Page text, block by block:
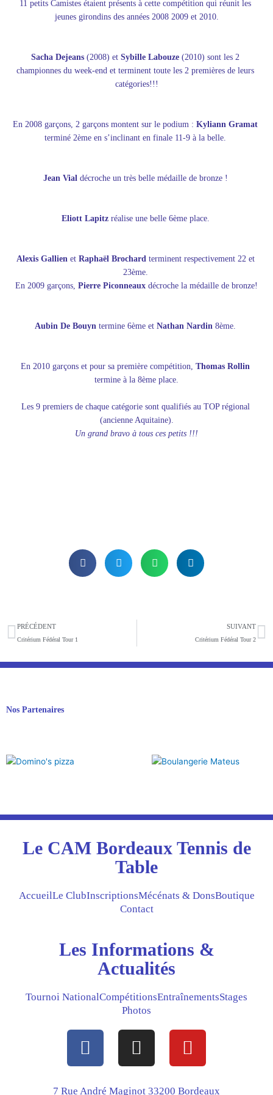
11 petits Camistes étaient présents à cette compétition qui réunit les
jeunes girondins des années 2008 2009 et 2010.
Sacha Dejeans (2008) et Sybille Labouze (2010) sont les 2
championnes du week-end et terminent toute les 2 premières de leurs
catégories!!!
En 2008 garçons, 2 garçons montent sur le podium : Kyliann Gramat
terminé 2ème en s’inclinant en finale 11-9 à la belle.
Jean Vial décroche un très belle médaille de bronze !
Eliott Lapitz réalise une belle 6ème place.
Alexis Gallien et Raphaël Brochard terminent respectivement 22 et
23ème.
En 2009 garçons, Pierre Piconneaux décroche la médaille de bronze!
Aubin De Bouyn termine 6ème et Nathan Nardin 8ème.
En 2010 garçons et pour sa première compétition, Thomas Rollin
termine à la 8ème place.
Les 9 premiers de chaque catégorie sont qualifiés au TOP régional
(ancienne Aquitaine).
Un grand bravo à tous ces petits !!!
Précédent
PRÉCÉDENT
Critérium Fédéral Tour 1
SUIVANT
Critérium Fédéral Tour 2
Nos Partenaires
Le CAM Bordeaux Tennis de
Table
AccueilLe ClubInscriptionsMécénats & DonsBoutique
Contact
Les Informations &
Actualités
Tournoi NationalCompétitionsEntraînementsStages
Photos
F
a
I
n
Y
o
7 Rue André Maginot 33200 Bordeaux